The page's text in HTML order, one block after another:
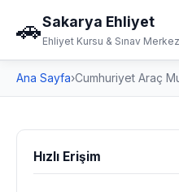
🚗Sakarya Ehliyet
Ehliyet Kursu & Sınav
Ana Sayfa›Cumhuriyet Araç
Hızlı Erişim